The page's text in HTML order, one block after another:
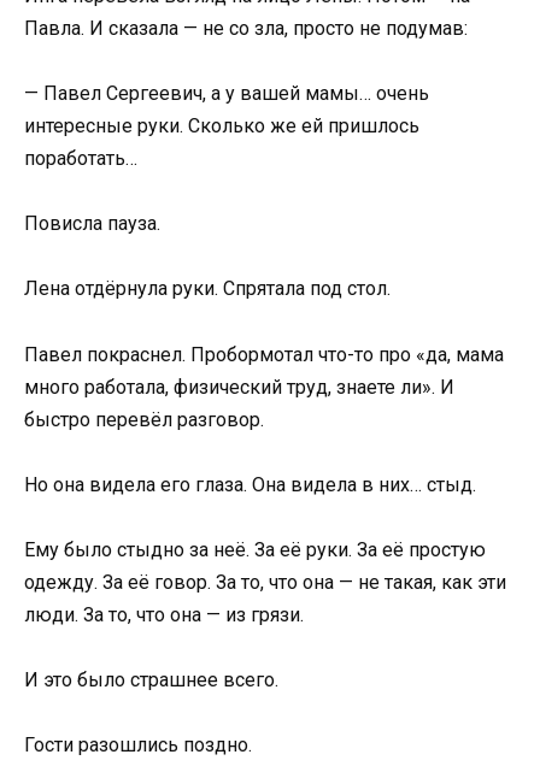
Павла. И сказала — не со зла, просто не подумав:
— Павел Сергеевич, а у вашей мамы… очень
интересные руки. Сколько же ей пришлось
поработать…
Повисла пауза.
Лена отдёрнула руки. Спрятала под стол.
Павел покраснел. Пробормотал что-то про «да, мама
много работала, физический труд, знаете ли». И
быстро перевёл разговор.
Но она видела его глаза. Она видела в них… стыд.
Ему было стыдно за неё. За её руки. За её простую
одежду. За её говор. За то, что она — не такая, как эти
люди. За то, что она — из грязи.
И это было страшнее всего.
Гости разошлись поздно.